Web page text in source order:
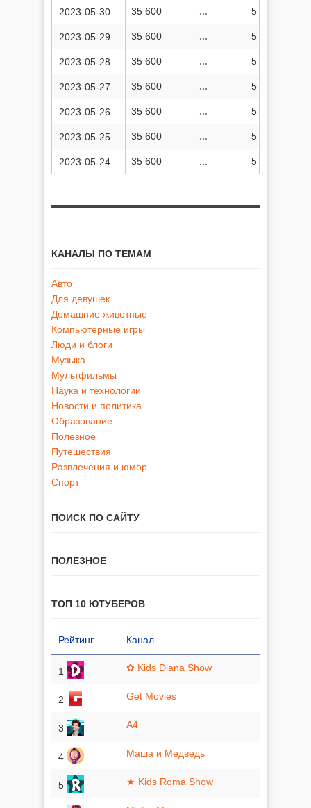
35 600 ... 5 113 136
35 600 ... 5 113 123
35 600 ... 5 113 107
35 600 ... 5 113 089
35 600 ... 5 113 084
35 600 ... 5 113 064
35 600 5 113 057
2023-05-30
2023-05-29
2023-05-28
2023-05-27
2023-05-26
2023-05-25
2023-05-24
КАНАЛЫ ПО ТЕМАМ
Авто
Для девушек
Домашние животные
Компьютерные игры
Люди и блоги
Музыка
Мультфильмы
Наука и технологии
Новости и политика
Образование
Полезное
Путешествия
Развлечения и юмор
Спорт
ПОИСК ПО САЙТУ
ПОЛЕЗНОЕ
ТОП 10 ЮТУБЕРОВ
Рейтинг Канал
1 ✿ Kids Diana Show
2 Get Movies
3 A4
4 Маша и Медведь
5 ★ Kids Roma Show